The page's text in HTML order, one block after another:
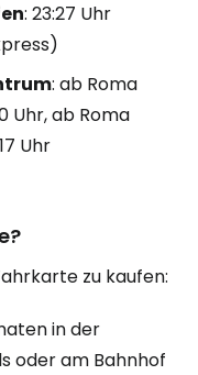
: 23:27 Uhr
: ab Roma
Uhr, ab Roma
Uhr
zu kaufen:
in der
oder am Bahnhof